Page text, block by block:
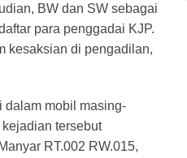
BW dan SW sebagai
para penggadai KJP.
kesaksian di pengadilan,
dalam mobil masing-
tersebut
RT.002 RW.015,